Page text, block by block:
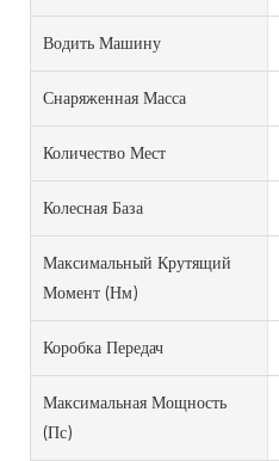
Водить Машину
Снаряженная Масса
Количество Мест
Колесная База
Максимальный Крутящий
Момент (Нм)
Коробка Передач
Максимальная Мощность
(пс)